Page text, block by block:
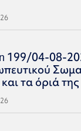
199/04-08-
τα όριά της